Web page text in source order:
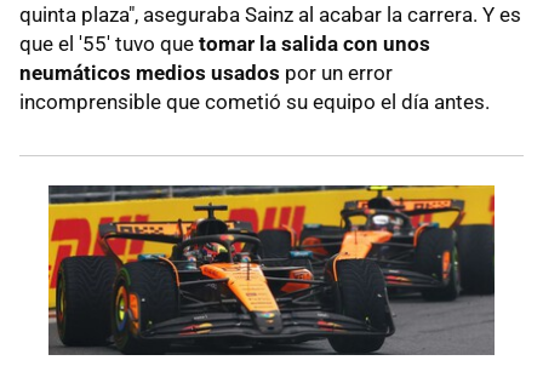
quinta plaza", aseguraba Sainz al acabar la carrera. Y es
que el '55' tuvo que tomar la salida con unos
neumáticos medios usados por un error
incomprensible que cometió su equipo el día antes.